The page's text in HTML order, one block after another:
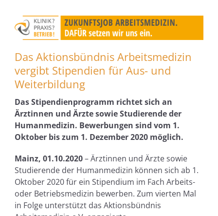
Das Aktionsbündnis Arbeitsmedizin
vergibt Stipendien für Aus- und
Weiterbildung
Das Stipendienprogramm richtet sich an
Ärztinnen und Ärzte sowie Studierende der
Humanmedizin. Bewerbungen sind vom 1.
Oktober bis zum 1. Dezember 2020 möglich.
Mainz, 01.10.2020– Ärztinnen und Ärzte sowie
Studierende der Humanmedizin können sich ab 1.
Oktober 2020 für ein Stipendium im Fach Arbeits-
oder Betriebsmedizin bewerben. Zum vierten Mal
in Folge unterstützt das Aktionsbündnis